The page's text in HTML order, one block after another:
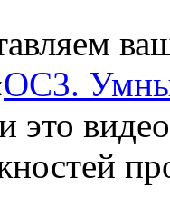
ОС3.
это